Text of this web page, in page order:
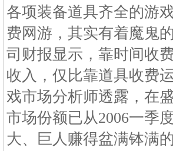
各项装备道具齐全的游
费网游，其实有着魔鬼
司财报显示，靠时间收
收入，仅比靠道具收费
戏市场分析师透露，在
市场份额已从2006一季
大、巨人赚得盆满钵满